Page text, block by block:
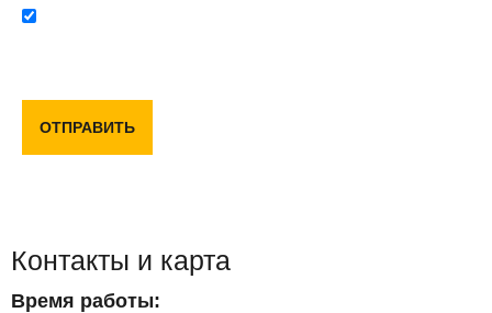
ОТПРАВИТЬ
Контакты и карта
Время работы: